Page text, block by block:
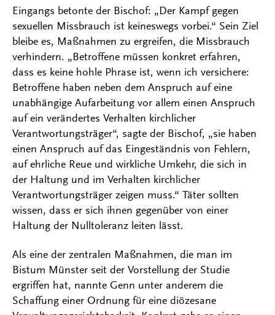
Eingangs betonte der Bischof: „Der Kampf gegen
sexuellen Missbrauch ist keineswegs vorbei.“ Sein Ziel
bleibe es, Maßnahmen zu ergreifen, die Missbrauch
verhindern. „Betroffene müssen konkret erfahren,
dass es keine hohle Phrase ist, wenn ich versichere:
Betroffene haben neben dem Anspruch auf eine
unabhängige Aufarbeitung vor allem einen Anspruch
auf ein verändertes Verhalten kirchlicher
Verantwortungsträger“, sagte der Bischof, „sie haben
einen Anspruch auf das Eingeständnis von Fehlern,
auf ehrliche Reue und wirkliche Umkehr, die sich in
der Haltung und im Verhalten kirchlicher
Verantwortungsträger zeigen muss.“ Täter sollten
wissen, dass er sich ihnen gegenüber von einer
Haltung der Nulltoleranz leiten lässt.
Als eine der zentralen Maßnahmen, die man im
Bistum Münster seit der Vorstellung der Studie
ergriffen hat, nannte Genn unter anderem die
Schaffung einer Ordnung für eine diözesane